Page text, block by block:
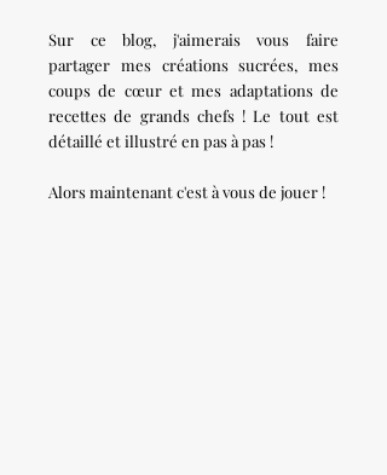
Sur ce blog, j'aimerais vous faire
partager mes créations sucrées, mes
coups de cœur et mes adaptations de
recettes de grands chefs ! Le tout est
détaillé et illustré en pas à pas !
Alors maintenant c'est à vous de jouer !